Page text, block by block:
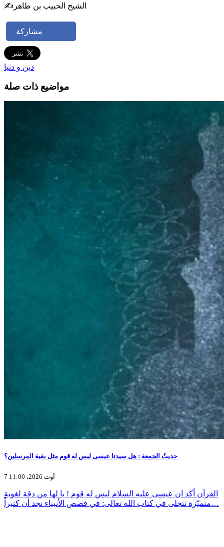
✍️الشيخ الحبيب بن طاهر
مشاركة
دين و دنيا
مواضيع ذات صلة
حديثُ الجمعة : هل سيدنا عيسى ليس له قوم مثل بقية المرسلين؟
7 أوت 2026، 11:00
القرآن أكد ان عيسى عليه السلام ليس له قوم ! يا لها من دقة لغوية
متميّزة تتجلى في كتاب الله تعالى: في قصص الأنبياء نجد أن كثيراً…